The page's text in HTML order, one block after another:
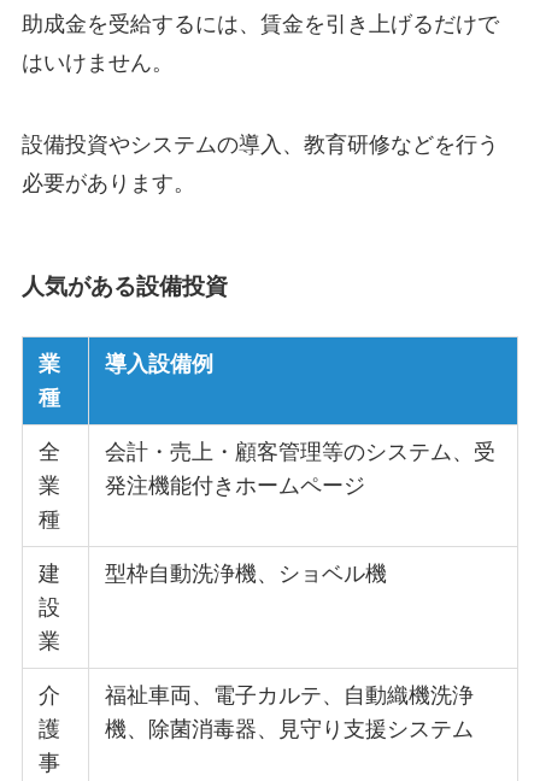
助成金を受給するには、賃金を引き上げるだけで
はいけません。
設備投資やシステムの導入、教育研修などを行う
必要があります。
人気がある設備投資
業
種
導入設備例
全
業
種
会計・売上・顧客管理等のシステム、受
発注機能付きホームページ
建
設
業
型枠自動洗浄機、ショベル機
介
護
事
福祉車両、電子カルテ、自動織機洗浄
機、除菌消毒器、見守り支援システム